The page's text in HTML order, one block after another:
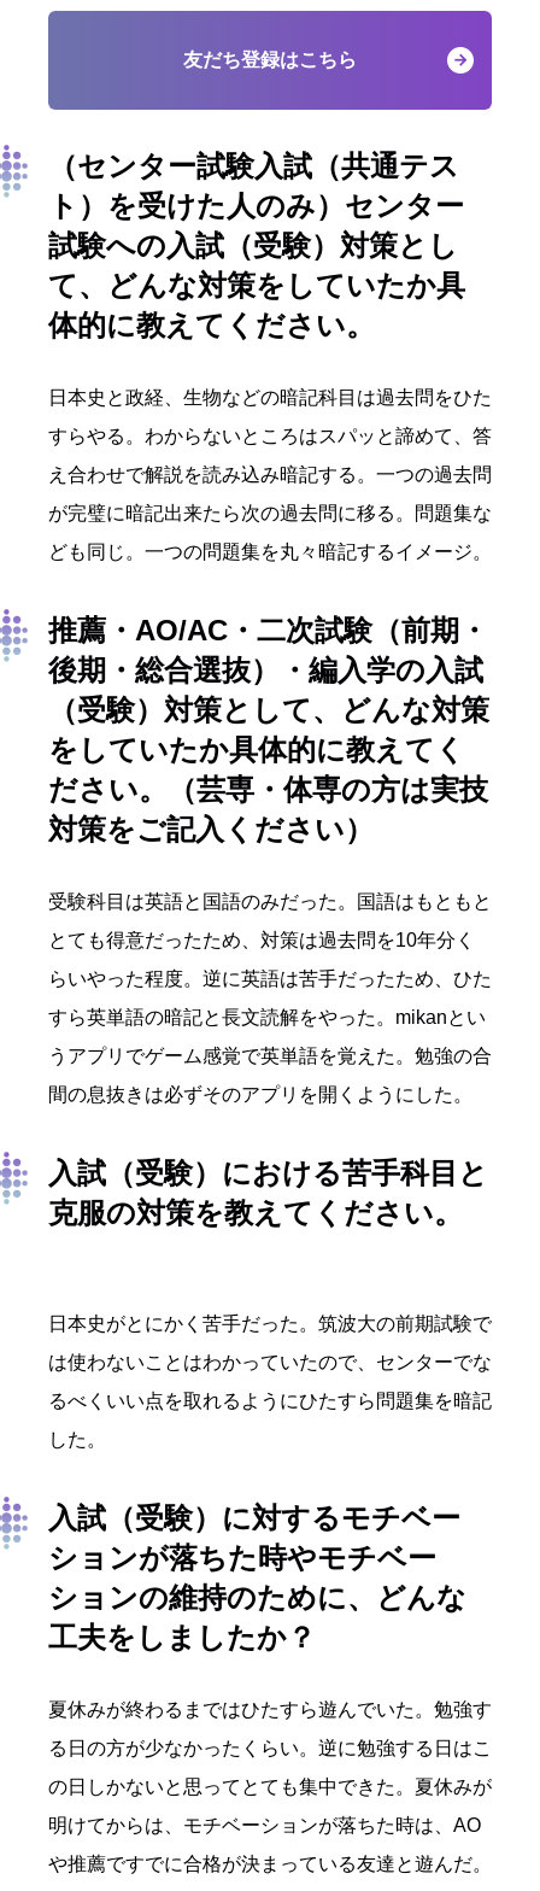
友だち登録はこちら
（センター試験入試（共通テス
ト）を受けた人のみ） センター
試験への入試（受験）対策とし
て、
どんな対策をしていたか具
体的に教えてください。
日本史と政経、生物などの暗記科目は過去問をひた
すらやる。わからないところはスパッと諦めて、答
え合わせで解説を読み込み暗記する。一つの過去問
が完璧に暗記出来たら次の過去問に移る。問題集な
ども同じ。一つの問題集を丸々暗記するイメージ。
推薦・AO/AC・二次試験（前期・
後期・総合選抜）・編入学の入試
（受験）対策として、どんな対策
を していたか具体的に教えて く
ださい。
（芸専・体専の方は実技
対策をご記入ください）
受験科目は英語と国語のみだった。国語はもともと
とても得意だったため、対策は過去問を10年分く
らいやった程度。逆に英語は苦手だったため、ひた
すら英単語の暗記と長文読解をやった。mikanとい
うアプリでゲーム感覚で英単語を覚えた。勉強の合
間の息抜きは必ずそのアプリを開くようにした。
入試（受験）における苦手科目と
克服の対策を教えてください。
日本史がとにかく苦手だった。筑波大の前期試験で
は使わないことはわかっていたので、センターでな
るべくいい点を取れるようにひたすら問題集を暗記
した。
入試（受験）に対するモチベー
ションが落ちた時やモチベー
ションの維持のために、どんな
工夫をしましたか？
夏休みが終わるまではひたすら遊んでいた。勉強す
る日の方が少なかったくらい。逆に勉強する日はこ
の日しかないと思ってとても集中できた。夏休みが
明けてからは、モチベーションが落ちた時は、AO
や推薦ですでに合格が決まっている友達と遊んだ。